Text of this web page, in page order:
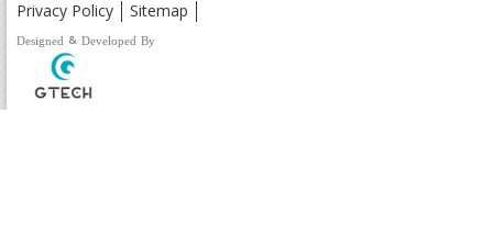
Privacy Policy Sitemap
Designed & Developed By